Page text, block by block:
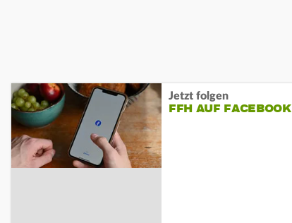
Jetzt folgen
FFH AUF FACEBOOK